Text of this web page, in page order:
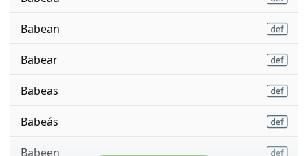
Babean
Babear
Babeas
Babeás
Babeen